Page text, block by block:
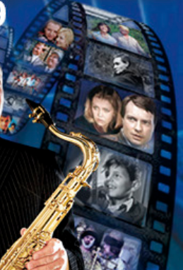
хорошую музыку, но и
Мы приглашаем на
которого будет состоять из
блюза и рок-н-ролла 60-х
Джон Леннон и Карл
с удовольствием
и бабушки, а до нас она
веселья, свободы
испытывает тягу к 60-м
качественное ретро или просто
время под зажигательные
настоятельно
этот невероятно
с чудесными видами на
города.